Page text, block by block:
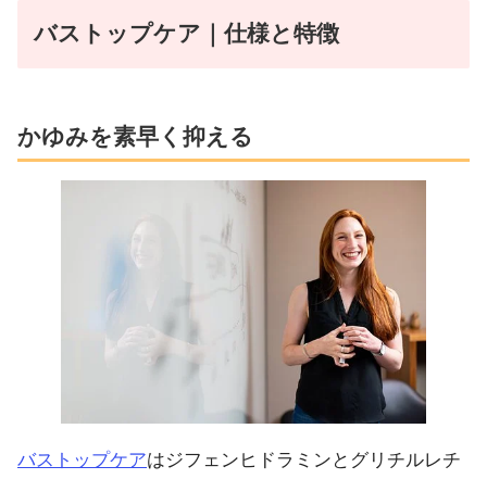
バストップケア｜仕様と特徴
かゆみを素早く抑える
バストップケアはジフェンヒドラミンとグリチルレチ